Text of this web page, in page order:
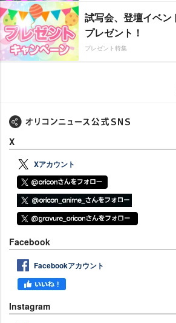
試写会、登壇イベ
プレゼント！
プレゼント特集
X
Xアカウント
Facebook
Facebookアカウント
Instagram